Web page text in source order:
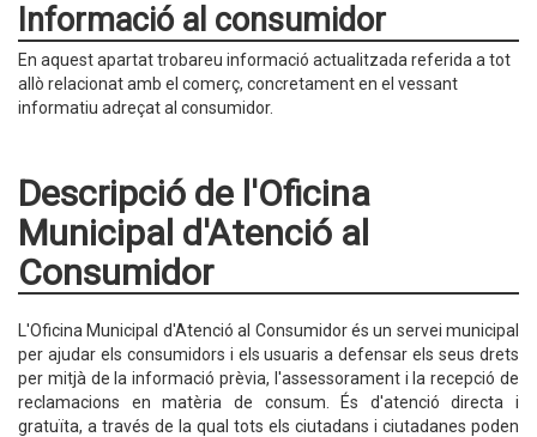
Informació al consumidor
En aquest apartat trobareu informació actualitzada referida a tot
allò relacionat amb el comerç, concretament en el vessant
informatiu adreçat al consumidor.
Descripció de l'Oficina
Municipal d'Atenció al
Consumidor
L'Oficina Municipal d'Atenció al Consumidor és un servei municipal
per ajudar els consumidors i els usuaris a defensar els seus drets
per mitjà de la informació prèvia, l'assessorament i la recepció de
reclamacions en matèria de consum. És d'atenció directa i
gratuïta, a través de la qual tots els ciutadans i ciutadanes poden